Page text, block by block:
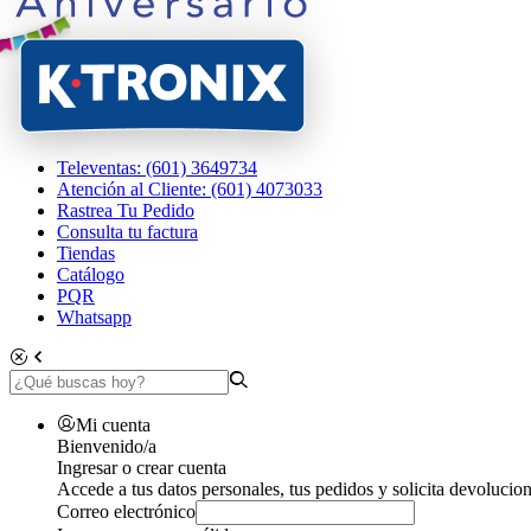
Televentas: (601) 3649734
Atención al Cliente: (601) 4073033
Rastrea Tu Pedido
Consulta tu factura
Tiendas
Catálogo
PQR
Whatsapp
Mi cuenta
Bienvenido/a
Ingresar o crear cuenta
Accede a tus datos personales, tus pedidos y solicita
Correo electrónico